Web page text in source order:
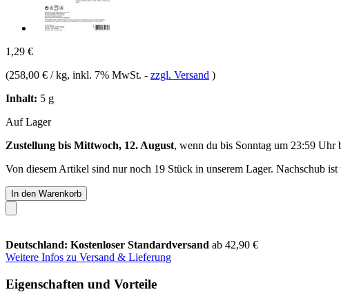
1,29 €
(258,00 € / kg, inkl. 7% MwSt. - zzgl. Versand )
Inhalt: 5 g
Auf Lager
Zustellung bis Mittwoch, 12. August, wenn du bis Sonntag um 23:59 Uhr
Von diesem Artikel sind nur noch 19 Stück in unserem Lager. Nachschub
In den Warenkorb
Deutschland: Kostenloser Standardversand ab 42,90 €
Weitere Infos zu Versand & Lieferung
Eigenschaften und Vorteile